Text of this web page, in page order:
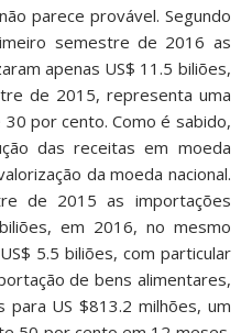
parece provável. Segundo
semestre de 2016 as
apenas US$ 11.5 biliões,
de 2015, representa uma
por cento. Como é sabido,
das receitas em moeda
da moeda nacional.
de 2015 as importações
em 2016, no mesmo
5.5 biliões, com particular
de bens alimentares,
para US $813.2 milhões, um